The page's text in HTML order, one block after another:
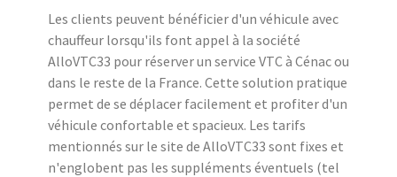
Les clients peuvent bénéficier d'un véhicule avec
chauffeur lorsqu'ils font appel à la société
AlloVTC33 pour réserver un service VTC à Cénac ou
dans le reste de la France. Cette solution pratique
permet de se déplacer facilement et profiter d'un
véhicule confortable et spacieux. Les tarifs
mentionnés sur le site de AlloVTC33 sont fixes et
n'englobent pas les suppléments éventuels (tel